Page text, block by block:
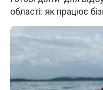
області: як працює